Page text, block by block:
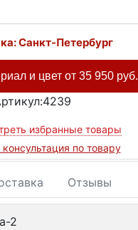
Санкт-Петербург
и цвет от 35 950 руб.
избранные товары
консультация по товару
Отзывы
2